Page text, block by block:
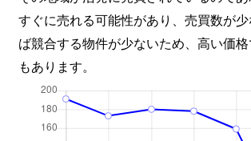
すぐに売れる可能性があり、売買数が
ば競合する物件が少ないため、高い価
もあります。